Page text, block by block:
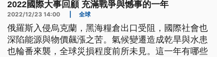
2022國際大事回顧 充滿戰爭與憾事的一年
2022/12/23 14:00 全球
俄羅斯入侵烏克蘭，黑海糧倉出口受阻，國際社會也
深陷能源與物價飆漲之苦。氣候變遷造成乾旱與水患
也輪番來襲，全球災損程度前所未見。這一年有哪些